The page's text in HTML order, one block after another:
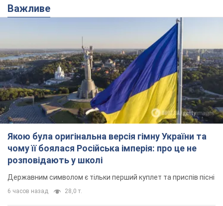
чому її боялася Російська імперія: про це не
Державним символом є тільки перший куплет та приспів пісні
6 часов назад 28,0 т.
Олександру Пономарьову – 53: що
відомо про трьох дітей секс-
символа 90-х та який вигляд вони
мають
За розвитком кар'єри артист не забував про
особисте щастя
11 часов назад 9,5 т.
У ПриватБанку розповіли, чи дійсні
долари 1996 року: чи приймають